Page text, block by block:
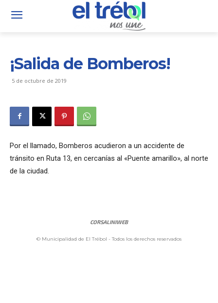
¡Salida de Bomberos!
5 de octubre de 2019
Por el llamado, Bomberos acudieron a un accidente de
tránsito en Ruta 13, en cercanías al «Puente amarillo», al norte
de la ciudad.
CORSALINIWEB
© Municipalidad de El Trébol - Todos los derechos reservados